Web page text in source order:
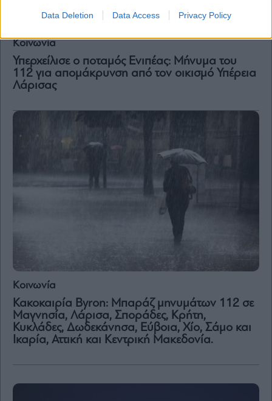
Data Deletion Data Access Privacy Policy
Κοινωνία
Υπερχείλισε ο ποταμός Ενιπέας: Μήνυμα του
112 για απομάκρυνση από τον οικισμό Υπέρεια
Λάρισας
Κοινωνία
Κακοκαιρία Byron: Μπαράζ μηνυμάτων 112 σε
Μαγνησία, Λάρισα, Σποράδες, Κρήτη,
Κυκλάδες, Δωδεκάνησα, Εύβοια, Χίο, Σάμο και
Ικαρία, Αττική και Κεντρική Μακεδονία.